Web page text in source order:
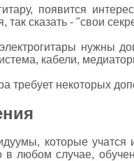
появится
так сказать - "свои
нужны
кабели,
требует некоторых
которые учатся
в любом случае,